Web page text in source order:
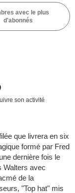
avec le plus
d'abonnés
son activité
que livrera en six
formé par Fred
dernière fois le
Walters avec
de la
"Top hat" mis